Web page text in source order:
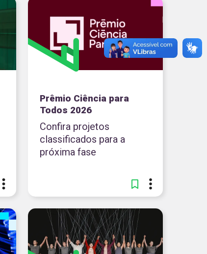
Prêmio Ciência para
Todos 2026
Confira projetos
classificados para a
próxima fase